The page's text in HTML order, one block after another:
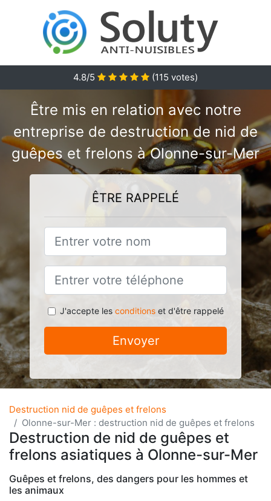
4.8/5 (115 votes)
Être mis en relation avec notre
entreprise de destruction de nid de
guêpes et frelons à Olonne-sur-Mer
ÊTRE RAPPELÉ
J'accepte les conditionset d'être rappelé
Envoyer
Destruction nid de guêpes et frelons
Olonne-sur-Mer : destruction nid de guêpes et frelons
Destruction de nid de guêpes et
frelons asiatiques à Olonne-sur-Mer
Guêpes et frelons, des dangers pour les hommes et
les animaux